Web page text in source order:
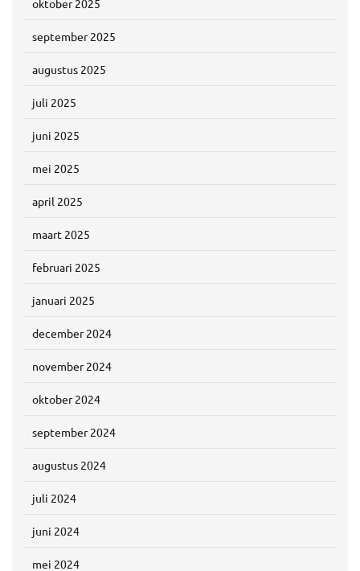
oktober 2025
september 2025
augustus 2025
juli 2025
juni 2025
mei 2025
april 2025
maart 2025
februari 2025
januari 2025
december 2024
november 2024
oktober 2024
september 2024
augustus 2024
juli 2024
juni 2024
mei 2024